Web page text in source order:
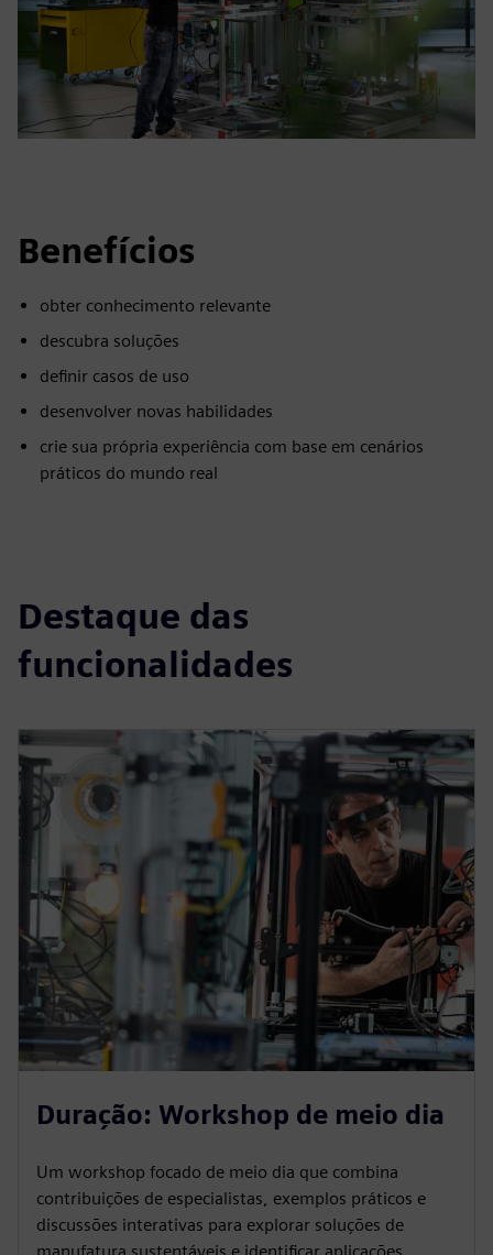
Benefícios
obter conhecimento relevante
descubra soluções
definir casos de uso
desenvolver novas habilidades
crie sua própria experiência com base em cenários
práticos do mundo real
Destaque das
funcionalidades
Duração: Workshop de meio dia
Um workshop focado de meio dia que combina
contribuições de especialistas, exemplos práticos e
discussões interativas para explorar soluções de